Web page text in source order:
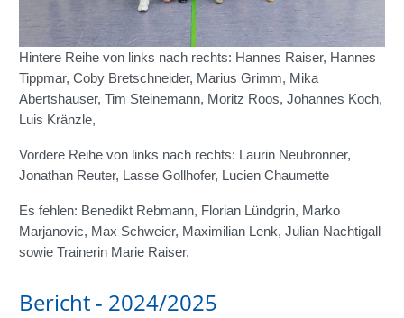
Hintere Reihe von links nach rechts: Hannes Raiser, Hannes
Tippmar, Coby Bretschneider, Marius Grimm, Mika
Abertshauser, Tim Steinemann, Moritz Roos, Johannes Koch,
Luis Kränzle,
Vordere Reihe von links nach rechts: Laurin Neubronner,
Jonathan Reuter, Lasse Gollhofer, Lucien Chaumette
Es fehlen: Benedikt Rebmann, Florian Lündgrin, Marko
Marjanovic, Max Schweier, Maximilian Lenk, Julian Nachtigall
sowie Trainerin Marie Raiser.
Bericht - 2024/2025